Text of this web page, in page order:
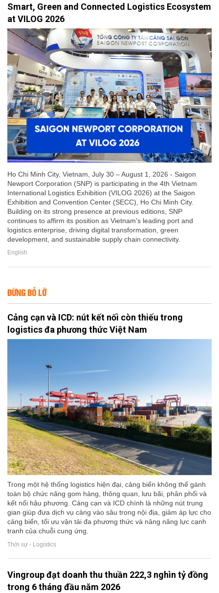
Smart, Green and Connected Logistics Ecosystem
at VILOG 2026
Ho Chi Minh City, Vietnam, July 30 – August 1, 2026 - Saigon
Newport Corporation (SNP) is participating in the 4th Vietnam
International Logistics Exhibition (VILOG 2026) at the Saigon
Exhibition and Convention Center (SECC), Ho Chi Minh City.
Building on its strong presence at previous editions, SNP
continues to affirm its position as Vietnam's leading port and
logistics enterprise, driving digital transformation, green
development, and sustainable supply chain connectivity.
English
ĐỪNG BỎ LỠ
Cảng cạn và ICD: nút kết nối còn thiếu trong
logistics đa phương thức Việt Nam
Trong một hệ thống logistics hiện đại, cảng biển không thể gánh
toàn bộ chức năng gom hàng, thông quan, lưu bãi, phân phối và
kết nối hậu phương. Cảng cạn và ICD chính là những nút trung
gian giúp đưa dịch vụ cảng vào sâu trong nội địa, giảm áp lực cho
cảng biển, tối ưu vận tải đa phương thức và nâng năng lực cạnh
tranh của chuỗi cung ứng.
Thời sự - Logistics
Vingroup đạt doanh thu thuần 222,3 nghìn tỷ đồng
trong 6 tháng đầu năm 2026